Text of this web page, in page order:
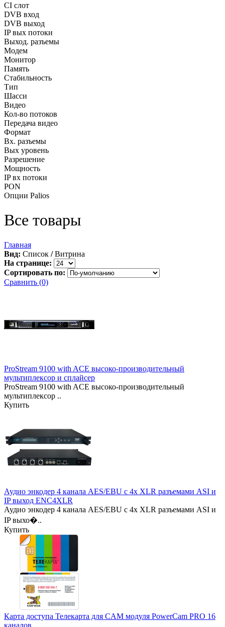
CI слот
DVB вход
DVB выход
IP вых потоки
Выход. разъемы
Модем
Монитор
Память
Стабильность
Тип
Шасси
Видео
Кол-во потоков
Передача видео
Формат
Вх. разъемы
Вых уровень
Разрешение
Мощность
IP вх потоки
PON
Опции Palios
Все товары
Главная
Вид: Список / Витрина
На странице:
Сортировать по:
Сравнить (0)
ProStream 9100 with ACE высоко-производительный
мультиплексор и сплайсер
ProStream 9100 with ACE высоко-производительный
мультиплексор ..
Купить
Аудио энкодер 4 канала AES/EBU с 4x XLR разъемами ASI и
IP выход ENC4XLR
Аудио энкодер 4 канала AES/EBU с 4x XLR разъемами ASI и
IP выхо�..
Купить
Карта доступа Телекарта для CAM модуля PowerCam PRO 16
каналов